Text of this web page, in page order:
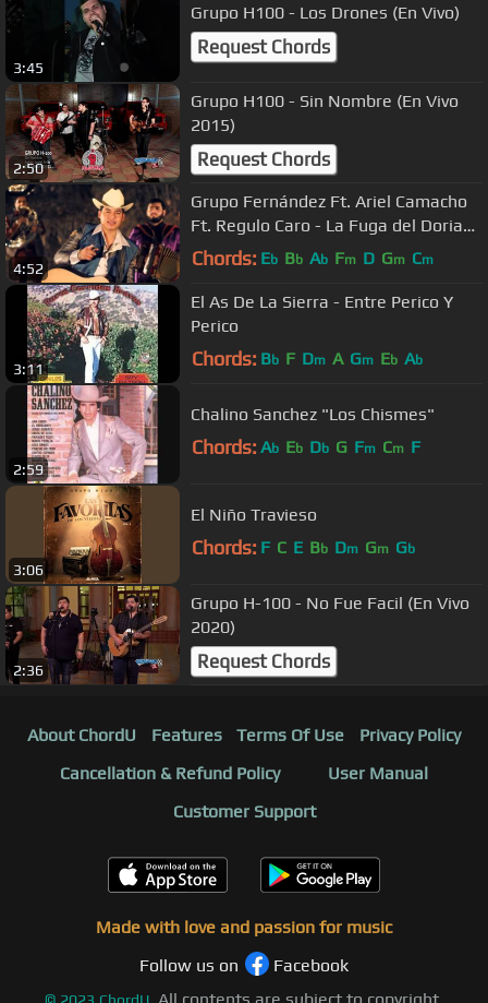
3:45
Grupo H100 - Los Drones (En Vivo)
Request Chords
2:50
Grupo H100 - Sin Nombre (En Vivo
2015)
Request Chords
4:52
Grupo Fernández Ft. Ariel Camacho
Ft. Regulo Caro - La Fuga del Dorian
(Video Oficial 2014) FHD
Chords: Eb Bb Ab Fm D Gm Cm
3:11
El As De La Sierra - Entre Perico Y
Perico
Chords: Bb F Dm A Gm Eb Ab
2:59
Chalino Sanchez "Los Chismes"
Chords: Ab Eb Db G Fm Cm F
3:06
El Niño Travieso
Chords: F C E Bb Dm Gm Gb
2:36
Grupo H-100 - No Fue Facil (En Vivo
2020)
Request Chords
About ChordU Features Terms Of Use
Privacy Policy
Cancellation & Refund Policy
User Manual
Customer Support
Made with love and passion for music
Follow us on
Facebook